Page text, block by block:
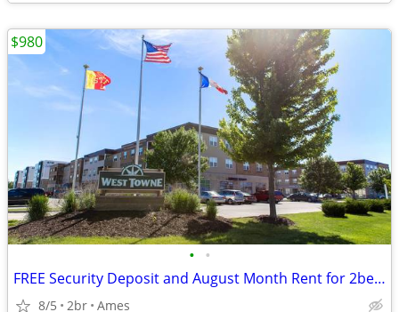
• •
FREE Security Deposit and August Month Rent for 2bed/1bath
8/5 2br Ames
$980